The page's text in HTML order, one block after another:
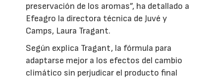
preservación de los aromas”, ha detallado a
Efeagro la directora técnica de Juvé y
Camps, Laura Tragant.
Según explica Tragant, la fórmula para
adaptarse mejor a los efectos del cambio
climático sin perjudicar el producto final